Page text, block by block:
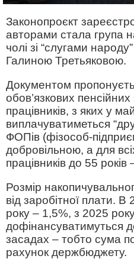
Законопроєкт
авторами стала група
чолі зі “слугами
Галиною Третьяковою.
Документом
обов’язкових
працівників, з яких у
виплачуватиметься
ФОПів (фізособ-
добровільною, а для
працівників до 55 років
Розмір
від заробітної плати.
року – 1,5%, з 2025
дофінансуватимуться
засадах – тобто сума
рахунок держбюджету.